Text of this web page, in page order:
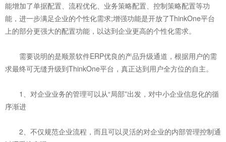
能增加了单据配置、流程优化、业务策略配置、控制策略配置等功
能，进一步满足企业的个性化需求;增强功能是开放了ThinkOne平台
上的部分更强大的配置功能，以达到企业更高的个性化需求。
需要说明的是顺景软件ERP优良的产品升级通道，根据用户的需
求最终可无缝升级到ThinkOne平台，真正达到用户全方位的自主。
1、对企业业务的管理可以从“局部”出发，对中小企业信息化的循
序渐进
2、不仅规范企业流程，而且可以灵活的对企业的内部管理控制通